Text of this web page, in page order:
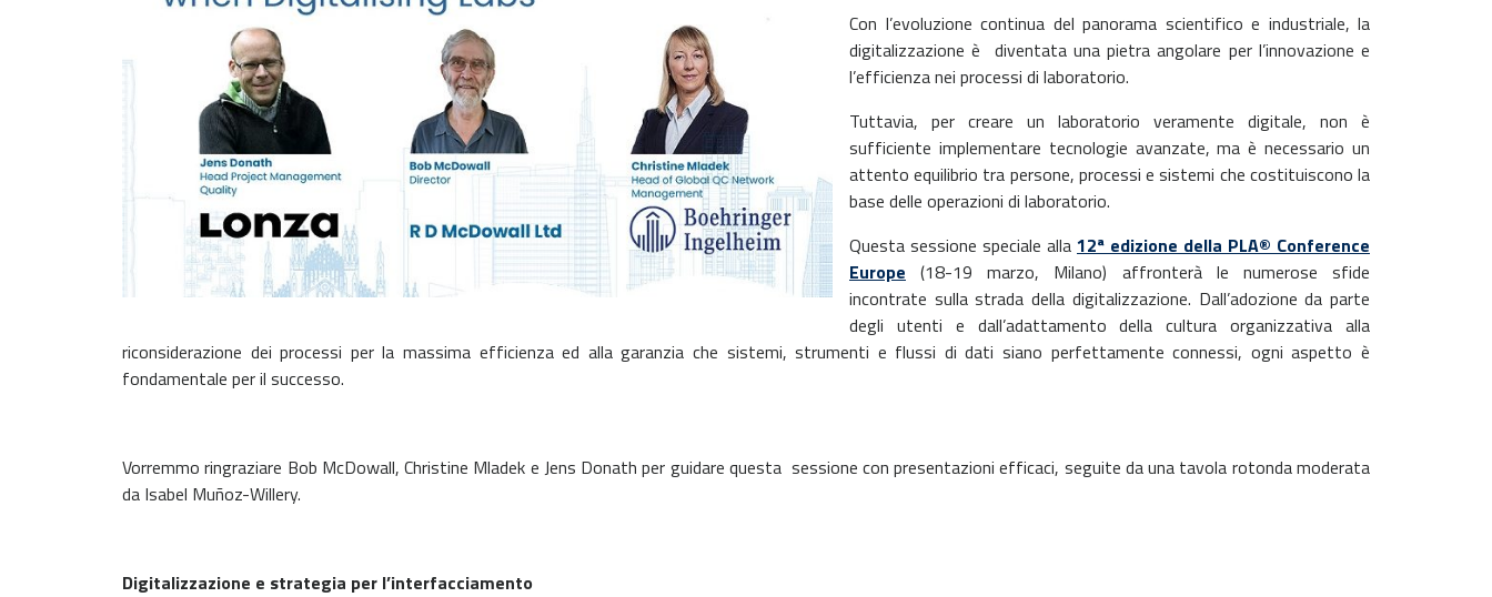
Con l’evoluzione continua del panorama scientifico e industriale, la
digitalizzazione è diventata una pietra angolare per l’innovazione e
l’efficienza nei processi di laboratorio.
Tuttavia, per creare un laboratorio veramente digitale, non è
sufficiente implementare tecnologie avanzate, ma è necessario un
attento equilibrio tra persone, processi e sistemi che costituiscono la
base delle operazioni di laboratorio.
Questa sessione speciale alla 12ª edizione della PLA® Conference
Europe (18-19 marzo, Milano) affronterà le numerose sfide
incontrate sulla strada della digitalizzazione. Dall’adozione da parte
degli utenti e dall’adattamento della cultura organizzativa alla
riconsiderazione deiprocessi per la massima efficienza ed alla garanzia che sistemi, strumenti e flussi di dati siano perfettamente connessi, ogni aspetto è
fondamentale per il successo.
Vorremmo ringraziare Bob McDowall, Christine Mladek e Jens Donath per guidare questa sessione con presentazioni efficaci, seguite da una tavola rotonda moderata
da Isabel Muñoz-Willery.
Digitalizzazione e strategia per l’interfacciamento